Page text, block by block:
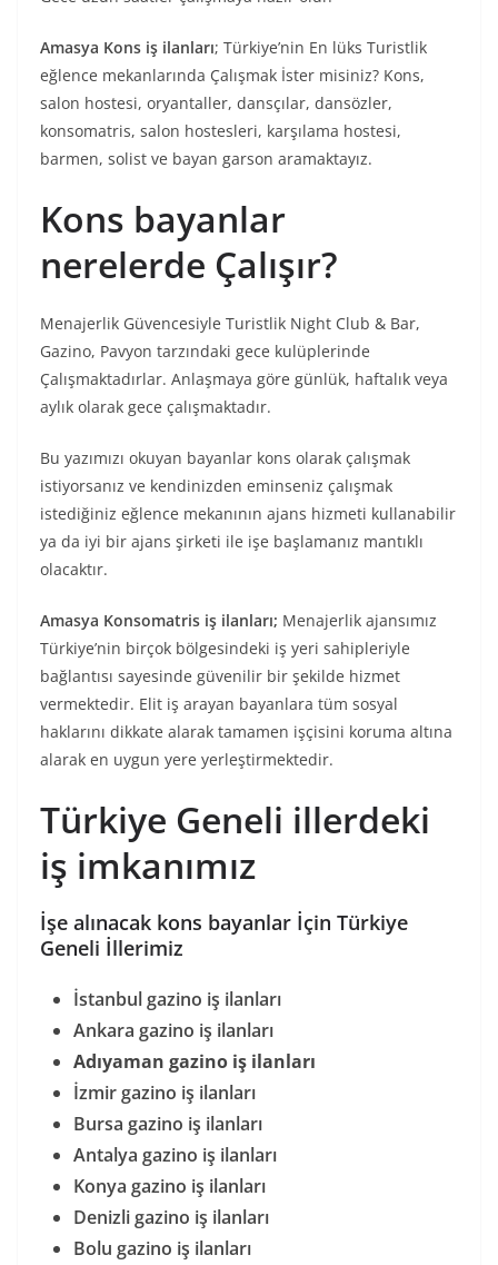
Amasya Kons iş ilanları; Türkiye’nin En lüks Turistlik
eğlence mekanlarında Çalışmak İster misiniz? Kons,
salon hostesi, oryantaller, dansçılar, dansözler,
konsomatris, salon hostesleri, karşılama hostesi,
barmen, solist ve bayan garson aramaktayız.
Kons bayanlar
nerelerde Çalışır?
Menajerlik Güvencesiyle Turistlik Night Club & Bar,
Gazino, Pavyon tarzındaki gece kulüplerinde
Çalışmaktadırlar. Anlaşmaya göre günlük, haftalık veya
aylık olarak gece çalışmaktadır.
Bu yazımızı okuyan bayanlar kons olarak çalışmak
istiyorsanız ve kendinizden eminseniz çalışmak
istediğiniz eğlence mekanının ajans hizmeti kullanabilir
ya da iyi bir ajans şirketi ile işe başlamanız mantıklı
olacaktır.
Amasya Konsomatris iş ilanları; Menajerlik ajansımız
Türkiye’nin birçok bölgesindeki iş yeri sahipleriyle
bağlantısı sayesinde güvenilir bir şekilde hizmet
vermektedir. Elit iş arayan bayanlara tüm sosyal
haklarını dikkate alarak tamamen işçisini koruma altına
alarak en uygun yere yerleştirmektedir.
Türkiye Geneli illerdeki
iş imkanımız
İşe alınacak kons bayanlar İçin Türkiye
Geneli İllerimiz
İstanbul gazino iş ilanları
Ankara gazino iş ilanları
Adıyaman gazino iş ilanları
İzmir gazino iş ilanları
Bursa gazino iş ilanları
Antalya gazino iş ilanları
Konya gazino iş ilanları
Denizli gazino iş ilanları
Bolu gazino iş ilanları